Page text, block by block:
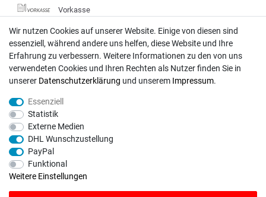
Vorkasse
DHL
Deutsche Post
Bei Fragen wenden Sie sich direkt an unser Service-Team.
info@rasentraktoren-motoren.de
MA-Versand GmbH, 53925 Kall, In der Laach 1-3
Wir nutzen Cookies auf unserer Website. Einige von diesen sind
essenziell, während andere uns helfen, diese Website und Ihre
Erfahrung zu verbessern. Weitere Informationen zu den von uns
verwendeten Cookies und Ihren Rechten als Nutzer finden Sie in
unserer Daten­schutz­erklärung und unserem Impressum.
Essenziell
Statistik
Externe Medien
DHL Wunschzustellung
PayPal
Funktional
Weitere Einstellungen